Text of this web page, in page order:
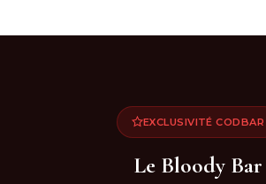
EXCLUSIVITÉ CODBAR
Le Bloody Bar